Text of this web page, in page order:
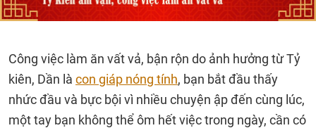
Công việc làm ăn vất vả, bận rộn do ảnh hưởng từ Tỷ
kiên, Dần là con giáp nóng tính, bạn bắt đầu thấy
nhức đầu và bực bội vì nhiều chuyện ập đến cùng lúc,
một tay bạn không thể ôm hết việc trong ngày, cần có